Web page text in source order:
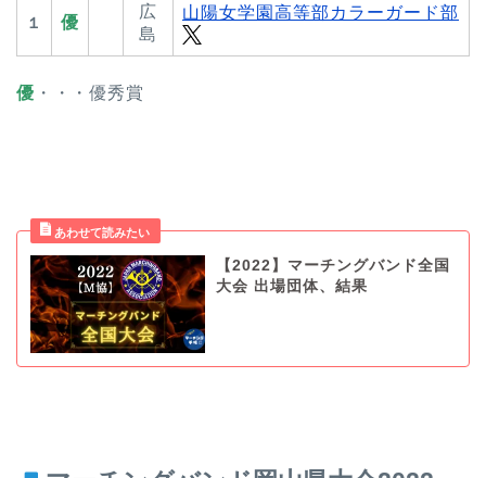
１ 優
広
島
⼭陽⼥学園⾼等部カラーガード部
優 ・・・優秀賞
【2022】マーチングバンド全国
大会 出場団体、結果